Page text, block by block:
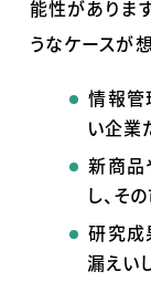
能性がありま
うなケースが
情報管
い企業
新商品
し、そ
研究成
漏えい